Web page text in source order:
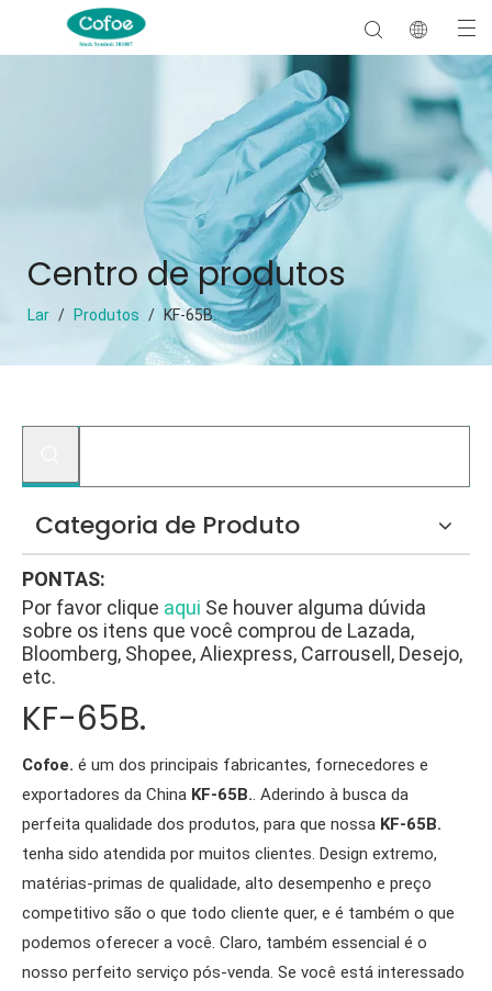
Centro de produtos
Lar / Produtos / KF-65B.
Categoria de Produto
PONTAS:
Por favor clique aqui Se houver alguma dúvida
sobre os itens que você comprou de Lazada,
Bloomberg, Shopee, Aliexpress, Carrousell, Desejo,
etc.
KF-65B.
Cofoe. é um dos principais fabricantes, fornecedores e
exportadores da China KF-65B.. Aderindo à busca da
perfeita qualidade dos produtos, para que nossa KF-65B.
tenha sido atendida por muitos clientes. Design extremo,
matérias-primas de qualidade, alto desempenho e preço
competitivo são o que todo cliente quer, e é também o que
podemos oferecer a você. Claro, também essencial é o
nosso perfeito serviço pós-venda. Se você está interessado